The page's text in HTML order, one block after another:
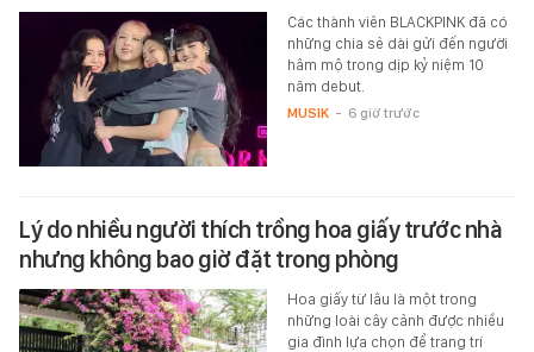
Các thành viên BLACKPINK đã có
những chia sẻ dài gửi đến người
hâm mộ trong dịp kỷ niệm 10
năm debut.
MUSIK - 6 giờ trước
Lý do nhiều người thích trồng hoa giấy trước nhà
nhưng không bao giờ đặt trong phòng
Hoa giấy từ lâu là một trong
những loài cây cảnh được nhiều
gia đình lựa chọn để trang trí